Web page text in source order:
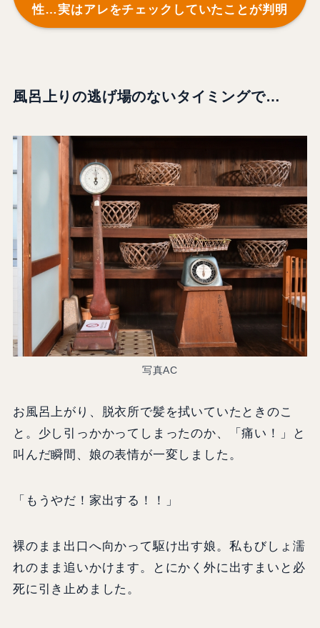
性…実はアレをチェックしていたことが判明
風呂上りの逃げ場のないタイミングで…
写真AC
お風呂上がり、脱衣所で髪を拭いていたときのこ
と。少し引っかかってしまったのか、「痛い！」と
叫んだ瞬間、娘の表情が一変しました。
「もうやだ！家出する！！」
裸のまま出口へ向かって駆け出す娘。私もびしょ濡
れのまま追いかけます。とにかく外に出すまいと必
死に引き止めました。